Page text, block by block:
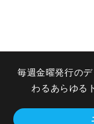
毎週金曜発行の
わるあらゆる